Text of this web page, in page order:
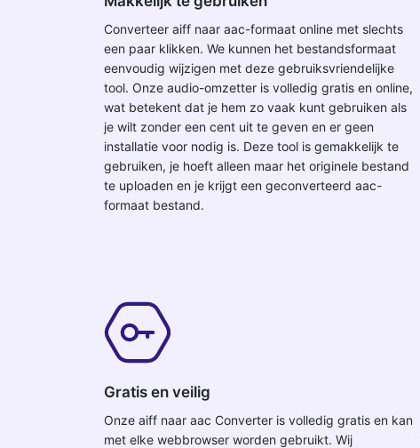
Converteer aiff naar aac-formaat online met slechts
een paar klikken. We kunnen het bestandsformaat
eenvoudig wijzigen met deze gebruiksvriendelijke
tool. Onze audio-omzetter is volledig gratis en online,
wat betekent dat je hem zo vaak kunt gebruiken als
je wilt zonder een cent uit te geven en er geen
installatie voor nodig is. Deze tool is gemakkelijk te
gebruiken, je hoeft alleen maar het originele bestand
te uploaden en je krijgt een geconverteerd aac-
formaat bestand.
Gratis en veilig
Onze aiff naar aac Converter is volledig gratis en kan
met elke webbrowser worden gebruikt. Wij